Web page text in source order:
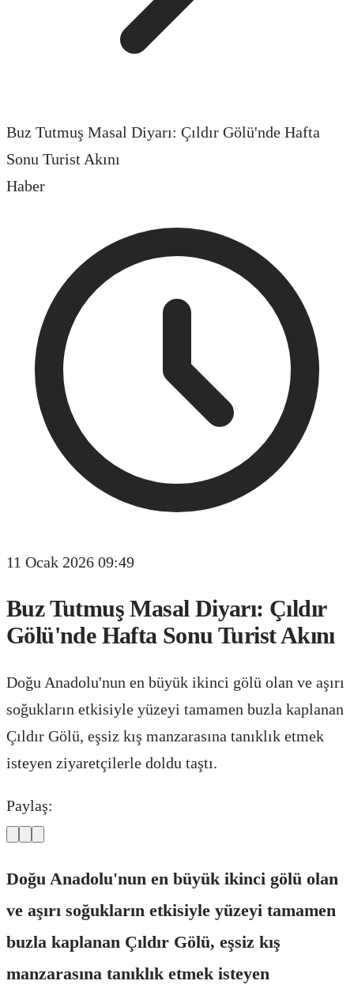
Buz Tutmuş Masal Diyarı: Çıldır Gölü'nde Hafta
Sonu Turist Akını
Haber
11 Ocak 2026 09:49
Buz Tutmuş Masal Diyarı: Çıldır
Gölü'nde Hafta Sonu Turist Akını
Doğu Anadolu'nun en büyük ikinci gölü olan ve aşırı
soğukların etkisiyle yüzeyi tamamen buzla kaplanan
Çıldır Gölü, eşsiz kış manzarasına tanıklık etmek
isteyen ziyaretçilerle doldu taştı.
Paylaş:
Doğu Anadolu'nun en büyük ikinci gölü olan
ve aşırı soğukların etkisiyle yüzeyi tamamen
buzla kaplanan Çıldır Gölü, eşsiz kış
manzarasına tanıklık etmek isteyen